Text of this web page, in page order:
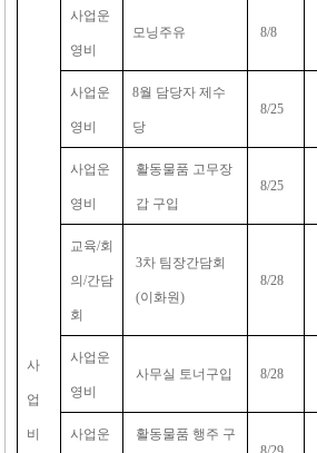
사
업
비
사업운
영비
모닝주유 8/8
사업운
영비
8월 담당자 제수
당
8/25
사업운
영비
활동물품 고무장
갑 구입
8/25
교육/회
의/간담
회
3차 팀장간담회
(이화원)
8/28
사업운
영비
사무실 토너구입 8/28
사업운 활동물품 행주 구